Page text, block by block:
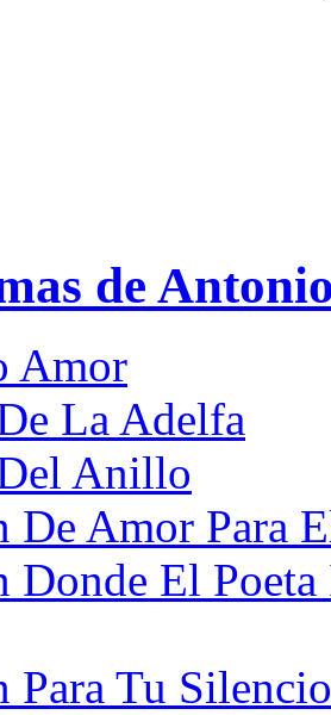
de
Amor
La Adelfa
Anillo
De Amor Para
Donde El
Para Tu Silencio